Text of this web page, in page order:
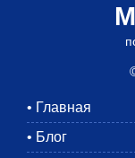
• Главная
• Блог